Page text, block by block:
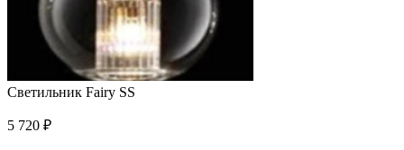
Светильник Fairy SS
5 720 ₽